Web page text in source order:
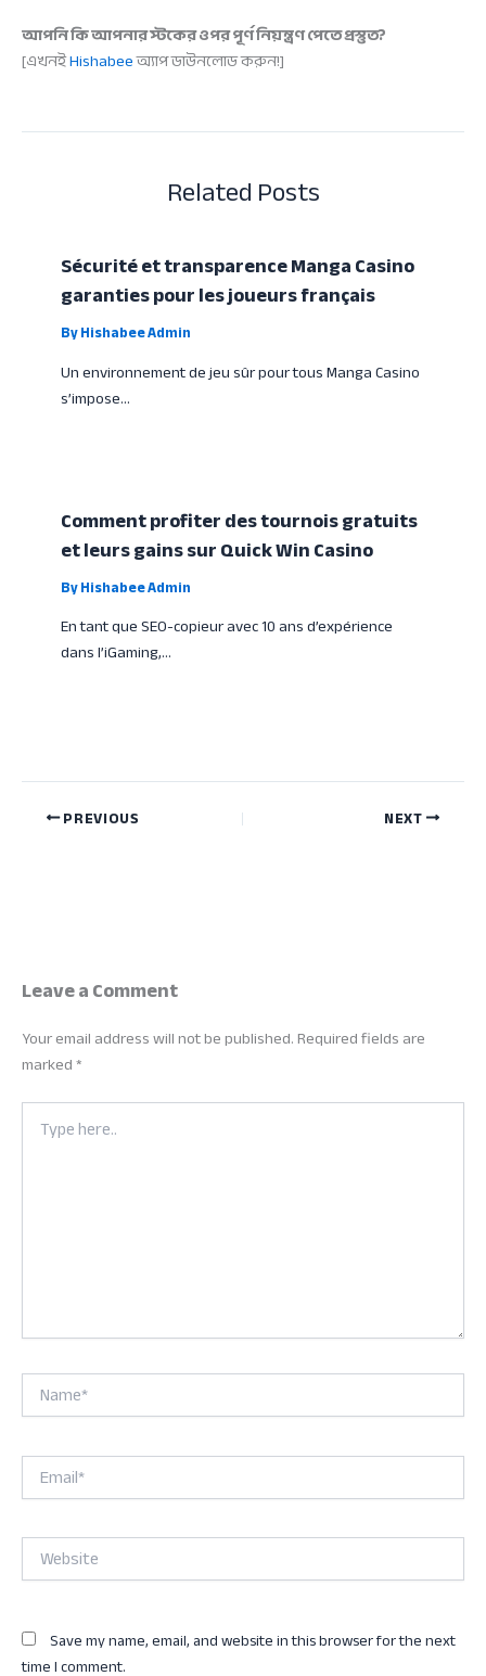
আপনি কি আপনার স্টকের ওপর পূর্ণ নিয়ন্ত্রণ পেতে প্রস্তুত?
[এখনইHishabeeঅ্যাপ ডাউনলোড করুন!]
Related Posts
Sécurité et transparence Manga Casino
garanties pour les joueurs français
ByHishabee Admin
Un environnement de jeu sûr pour tous Manga Casino
s’impose…
Comment profiter des tournois gratuits
et leurs gains sur Quick Win Casino
ByHishabee Admin
En tant que SEO-copieur avec 10 ans d’expérience
dans l’iGaming,…
PREVIOUS NEXT
Leave a Comment
Your email address will not be published.Required fields are
marked*
Type
here..
Name*
Email*
Website
Save my name, email, and website in this browser for the next
time I comment.